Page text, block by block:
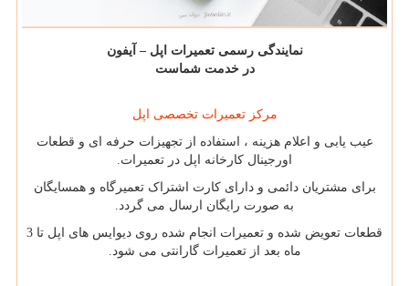
نمایندگی رسمی تعمیرات اپل – آیفون
در خدمت شماست
مرکز تعمیرات تخصصی اپل
عیب یابی و اعلام هزینه ، استفاده از تجهیزات حرفه ای و قطعات
اورجینال کارخانه اپل در تعمیرات.
برای مشتریان دائمی و دارای کارت اشتراک تعمیرگاه و همسایگان
به صورت رایگان ارسال می گردد.
قطعات تعویض شده و تعمیرات انجام شده روی دیوایس های اپل تا 3
ماه بعد از تعمیرات گارانتی می شود.